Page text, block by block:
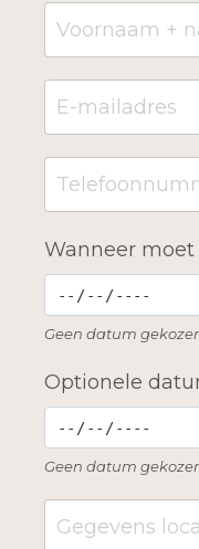
Wanneer
Geen datum
Optionele
Geen datum